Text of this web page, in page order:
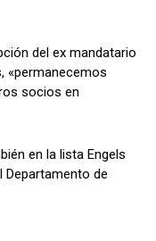
del ex mandatario
«permanecemos
socios en
en la lista Engels
Departamento de